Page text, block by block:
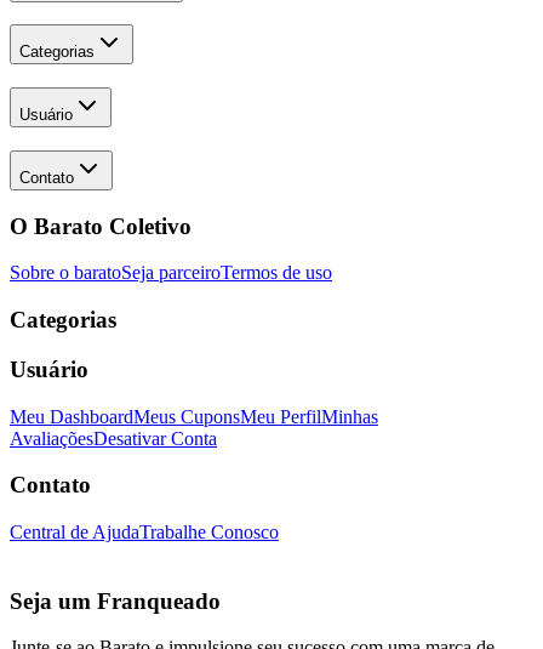
Categorias
Usuário
Contato
O Barato Coletivo
Sobre o baratoSeja parceiroTermos de uso
Categorias
Usuário
Meu DashboardMeus CuponsMeu PerfilMinhas
AvaliaçõesDesativar Conta
Contato
Central de AjudaTrabalhe Conosco
Seja um Franqueado